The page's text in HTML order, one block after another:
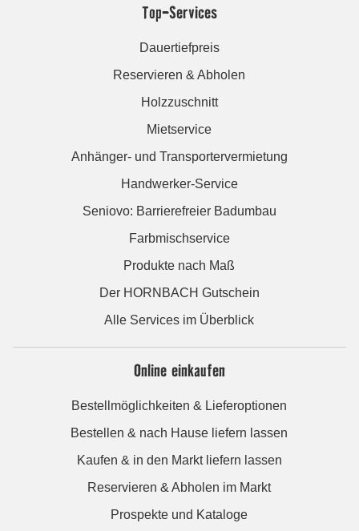
Top-Services
Dauertiefpreis
Reservieren & Abholen
Holzzuschnitt
Mietservice
Anhänger- und Transportervermietung
Handwerker-Service
Seniovo: Barrierefreier Badumbau
Farbmischservice
Produkte nach Maß
Der HORNBACH Gutschein
Alle Services im Überblick
Online einkaufen
Bestellmöglichkeiten & Lieferoptionen
Bestellen & nach Hause liefern lassen
Kaufen & in den Markt liefern lassen
Reservieren & Abholen im Markt
Prospekte und Kataloge